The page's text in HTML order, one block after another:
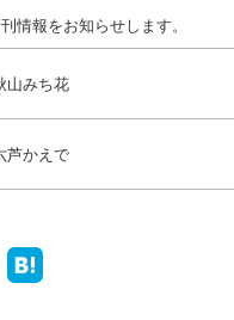
情報をお知らせします。
山みち花
芦かえで